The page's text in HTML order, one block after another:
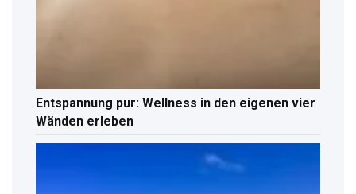
Entspannung pur: Wellness in den eigenen vier
Wänden erleben